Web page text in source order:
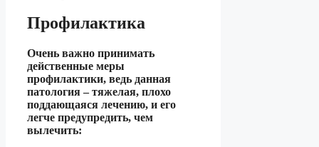
Профилактика
Очень важно принимать
действенные меры
профилактики, ведь данная
патология – тяжелая, плохо
поддающаяся лечению, и его
легче предупредить, чем
вылечить: